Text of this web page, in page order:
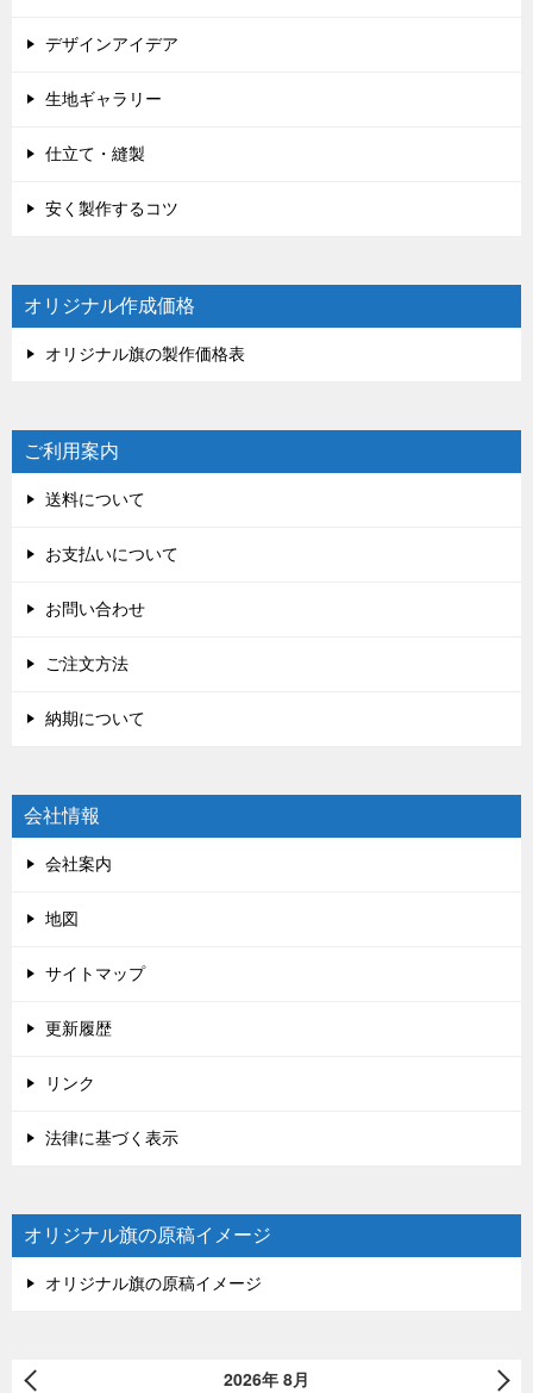
デザインアイデア
生地ギャラリー
仕立て・縫製
安く製作するコツ
オリジナル作成価格
オリジナル旗の製作価格表
ご利用案内
送料について
お支払いについて
お問い合わせ
ご注文方法
納期について
会社情報
会社案内
地図
サイトマップ
更新履歴
リンク
法律に基づく表示
オリジナル旗の原稿イメージ
オリジナル旗の原稿イメージ
2026年 8月